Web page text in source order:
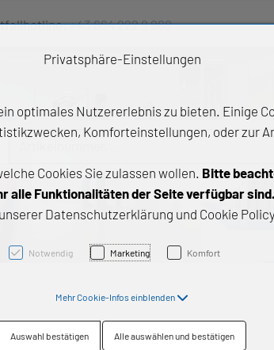
+43 664 222 9 888
Privatsphäre-Einstellungen
optimales Nutzererlebnis zu bieten. Einige
Komforteinstellungen, oder zur
Cookies Sie zulassen wollen. Bitte
alle Funktionalitäten der Seite verfügbar sind.
Datenschutzerklärung und Cookie
Notwendig Marketing Komfort
Mehr Cookie-Infos einblenden
Auswahl bestätigen Alle auswählen und bestätigen